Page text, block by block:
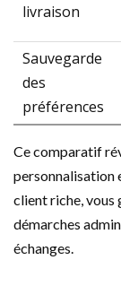
livraison
Sauvegarde
des
préférences
Ce comparatif
personnalisation
client riche, vous
démarches
échanges.